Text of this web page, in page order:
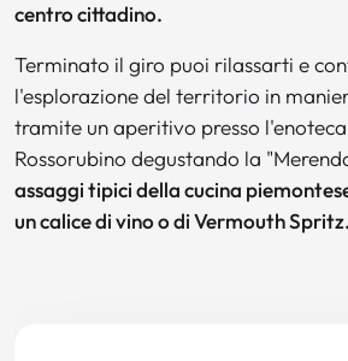
centro cittadino.
Terminato il giro puoi rilassarti e
l'esplorazione del territorio in
tramite un aperitivo presso
Rossorubino degustando la
assaggi tipici della cucina
un calice di vino o di Vermouth Spritz.